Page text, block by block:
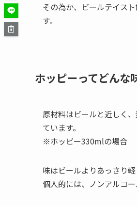
その為か、ビールテイス
す。
ホッピーってどんな
原材料はビールと近しく
ています。
※ホッピー330mlの場合
味はビールよりあっさり
個人的には、 ノンアルコ